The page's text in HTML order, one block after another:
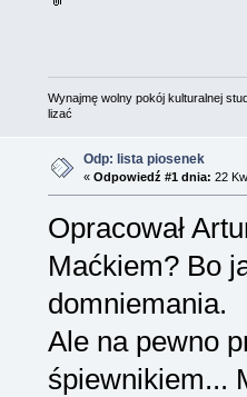
Wynajmę wolny pokój kulturalnej
lizać
Odp: lista piosenek
« Odpowiedź #1 dnia: 22
Opracował
Maćkiem? Bo
domniemania.
Ale na pewno
śpiewnikiem...